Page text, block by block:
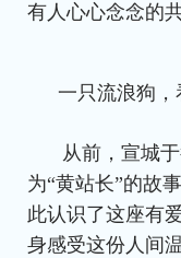
有人心心念念的
一只流浪狗
从前，宣城
为“黄站长”的故
此认识了这座有
身感受这份人间